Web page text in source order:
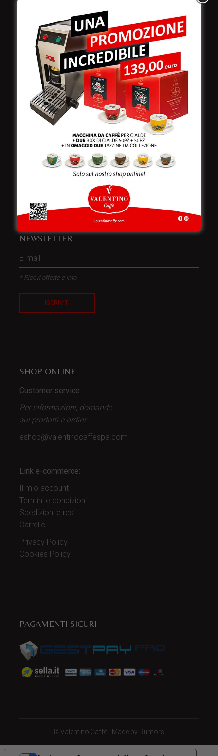
e produzione:
Viale Croazia 8 (Z.I.)
73100 Lecce
Telefono:+39 0832 240771
+39 0832 279866
info@valentinocaffespa.com
02583710757
NEWSLETTER
* Ricevi offerte e info
ISCRIVITI
SHOP ONLINE
Customer service
Per informazioni, domande
sui prodotti e ordini:
eshop@valentinocaffespa.com
Link e-commerce:
Il mio account
Termini e condizioni
Spedizioni e resi
Carrello
Privacy Policy
Cookies Policy
PAGAMENTI SICURI
©Valentino Caffè- Made by Rumors